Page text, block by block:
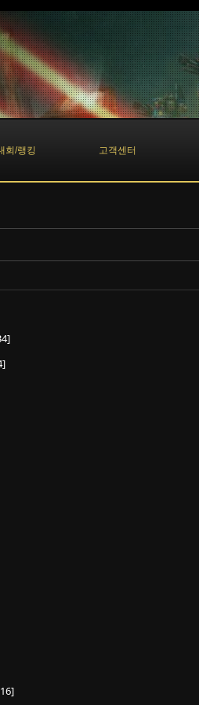
회/랭킹 고객센터